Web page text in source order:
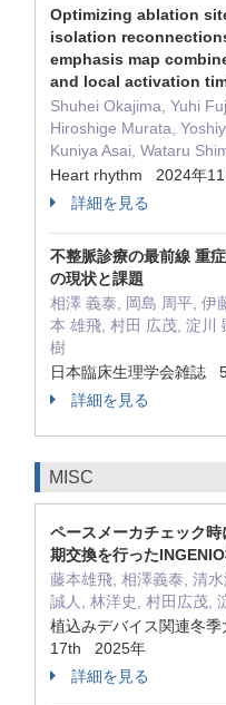
Optimizing ablation
isolation
emphasis map
and local activation
Shuhei Okajima, Yuhi
Hiroshige Murata,
Kuniya Asai, Wataru
Heart rhythm 2024年11
詳細を見る
不整脈診療の最前線 重
の現状と課題
相澤 義泰, 岡島 周平, 伊
本 雄飛, 村田 広茂, 淀川
樹
日本臨床生理学会雑
詳細を見る
MISC
ペースメーカチェック
期交換を行った
藤本雄飛, 相澤義泰, 清
誠人, 林洋史, 村田広茂,
植込みデバイス関連冬
17th 2025年
詳細を見る